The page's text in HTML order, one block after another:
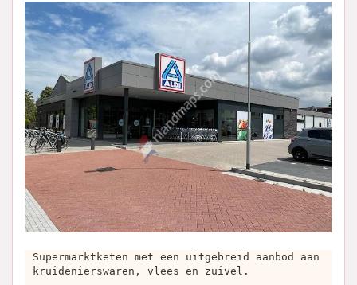
Supermarktketen met een uitgebreid aanbod aan
kruidenierswaren, vlees en zuivel.